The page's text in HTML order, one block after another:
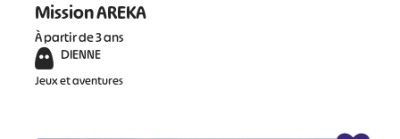
Mission AREKA
À partir de 3 ans
DIENNE
Jeux et aventures